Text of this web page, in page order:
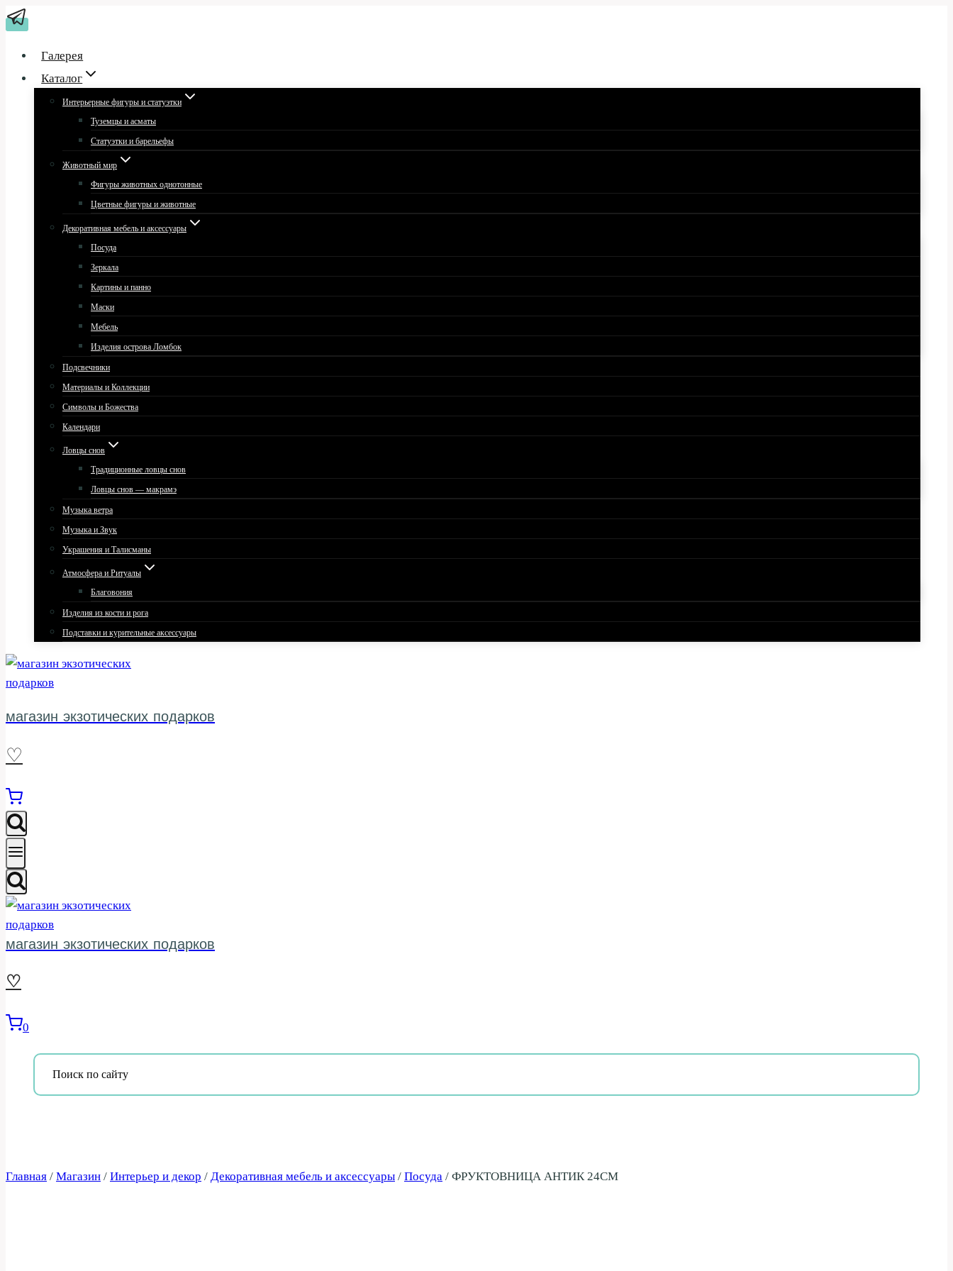
Перейти
к
содержимому
Галерея
Каталог
Интерьерные фигуры и статуэтки
Туземцы и асматы
Статуэтки и барельефы
Животный мир
Фигуры животных однотонные
Цветные фигуры и животные
Декоративная мебель и аксессуары
Посуда
Зеркала
Картины и панно
Маски
Мебель
Изделия острова Ломбок
Подсвечники
Материалы и Коллекции
Символы и Божества
Календари
Ловцы снов
Традиционные ловцы снов
Ловцы снов — макрамэ
Музыка ветра
Музыка и Звук
Украшения и Талисманы
Атмосфера и Ритуалы
Благовония
Изделия из кости и рога
Подставки и курительные аксессуары
магазин экзотических подарков
♡
магазин экзотических подарков
♡
0
Главная / Магазин / Интерьер и декор / Декоративная мебель и аксессуары / Посуда / ФРУКТОВНИЦА АНТИК 24СМ